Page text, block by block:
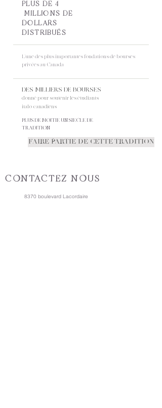
PLUS DE 4
MILLIONS DE
DOLLARS
DISTRIBUÉS
L'une des plus importantes fondations de bourses
privées au Canada
DES MILLIERS DE BOURSES
donné pour soutenir les étudiants
italo-canadiens
PLUS DE MOITIE UN SIECLE DE
TRADITION
FAIRE PARTIE DE CETTE TRADITION
CONTACTEZ-NOUS
8370 boulevard Lacordaire